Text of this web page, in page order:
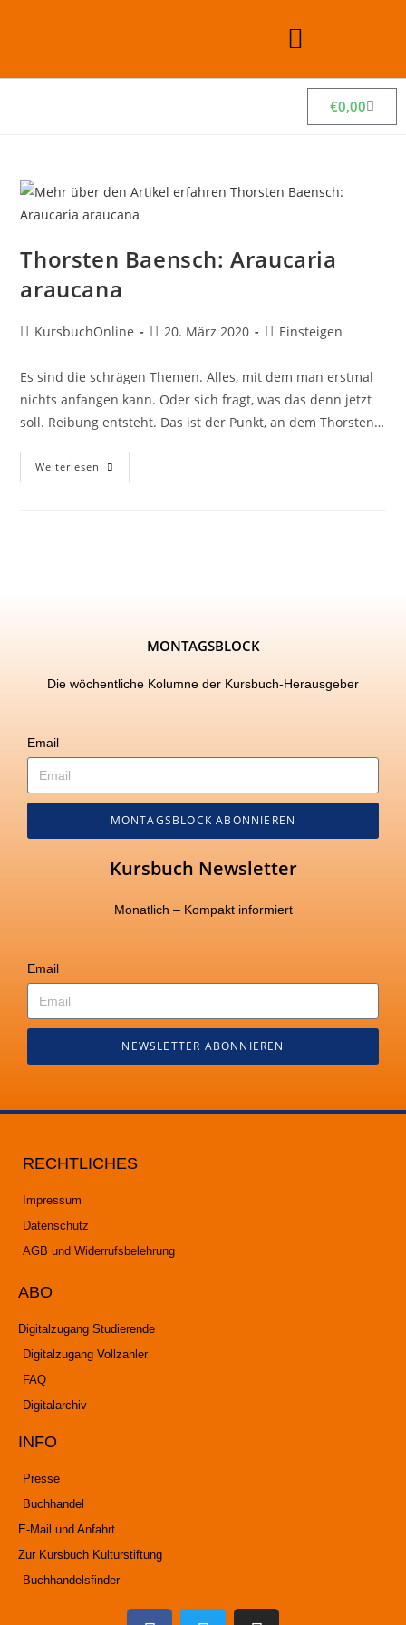
€0,00
Thorsten Baensch: Araucaria
araucana
KursbuchOnline 20. März 2020 Einsteigen
Es sind die schrägen Themen. Alles, mit dem man erstmal
nichts anfangen kann. Oder sich fragt, was das denn jetzt
soll. Reibung entsteht. Das ist der Punkt, an dem Thorsten…
Weiterlesen
MONTAGSBLOCK
Die wöchentliche Kolumne der Kursbuch-Herausgeber
Email
MONTAGSBLOCK ABONNIEREN
Kursbuch Newsletter
Monatlich – Kompakt informiert
Email
NEWSLETTER ABONNIEREN
RECHTLICHES
Impressum
Datenschutz
AGB und Widerrufsbelehrung
ABO
Digitalzugang Studierende
Digitalzugang Vollzahler
FAQ
Digitalarchiv
INFO
Presse
Buchhandel
E-Mail und Anfahrt
Zur Kursbuch Kulturstiftung
Buchhandelsfinder